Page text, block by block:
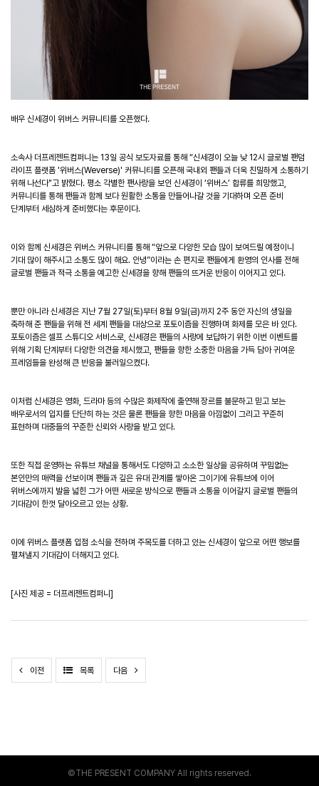
배우 신세경이 위버스 커뮤니티를 오픈했다.
소속사 더프레젠트컴퍼니는 13일 공식 보도자료를 통해 “신세경이 오늘 낮 12시 글로벌 팬덤
라이프 플랫폼 '위버스(Weverse)' 커뮤니티를 오픈해 국내외 팬들과 더욱 친밀하게 소통하기
위해 나선다"고 밝혔다. 평소 각별한 팬사랑을 보인 신세경이 ‘위버스’ 합류를 희망했고
커뮤니티를 통해 팬들과 함께 보다 원활한 소통을 만들어나갈 것을 기대하며 오픈 준비
단계부터 세심하게 준비했다는 후문이다.
이와 함께 신세경은 위버스 커뮤니티를 통해 “앞으로 다양한 모습 많이 보여드릴 예정이니
기대 많이 해주시고 소통도 많이 해요. 안녕”이라는 손 편지로 팬들에게 환영의 인사를 전해
글로벌 팬들과 적극 소통을 예고한 신세경을 향해 팬들의 뜨거운 반응이 이어지고 있다.
뿐만 아니라 신세경은 지난7월 27일(토)부터 8월 9일(금)까지 2주 동안 자신의 생일을
축하해 준 팬들을 위해 전 세계 팬들을 대상으로 포토이즘을 진행하며 화제를 모은 바 있다.
포토이즘은 셀프 스튜디오 서비스로 신세경은 팬들의 사랑에 보답하기 위한 이번 이벤트를
위해 기획 단계부터 다양한 의견을 제시했고 팬들을 향한 소중한 마음을 가득 담아 귀여운
프레임들을 완성해 큰 반응을 불러일으켰다.
이처럼 신세경은 영화, 드라마 등의 수많은 화제작에 출연해 장르를 불문하고 믿고 보는
배우로서의 입지를 단단히 하는 것은 물론 팬들을 향한 마음을 아낌없이 그리고 꾸준히
표현하며 대중들의 꾸준한 신뢰와 사랑을 받고 있다.
또한 직접 운영하는 유튜브 채널을 통해서도 다양하고 소소한 일상을 공유하며 꾸밈없는
본인만의 매력을 선보이며 팬들과 깊은 유대 관계를 쌓아온 그이기에 유튜브에 이어
위버스에까지 발을 넓힌 그가 어떤 새로운 방식으로 팬들과 소통을 이어갈지 글로벌 팬들의
기대감이 한껏 달아오르고 있는 상황.
이에 위버스 플랫폼 입점 소식을 전하며 주목도를 더하고 있는 신세경이 앞으로 어떤 행보를
펼쳐낼지 기대감이 더해지고 있다.
[사진 제공 = 더프레젠트컴퍼니 ]
이전 목록 다음
©THE PRESENT COMPANY All rights reserved.